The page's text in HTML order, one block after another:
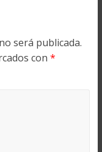
será publicada.
con *